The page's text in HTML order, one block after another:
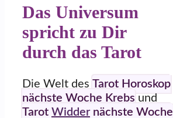
Das Universum
spricht zu Dir
durch das Tarot
Die Welt des Tarot Horoskop
nächste Woche Krebs und
Tarot Widdernächste Woche